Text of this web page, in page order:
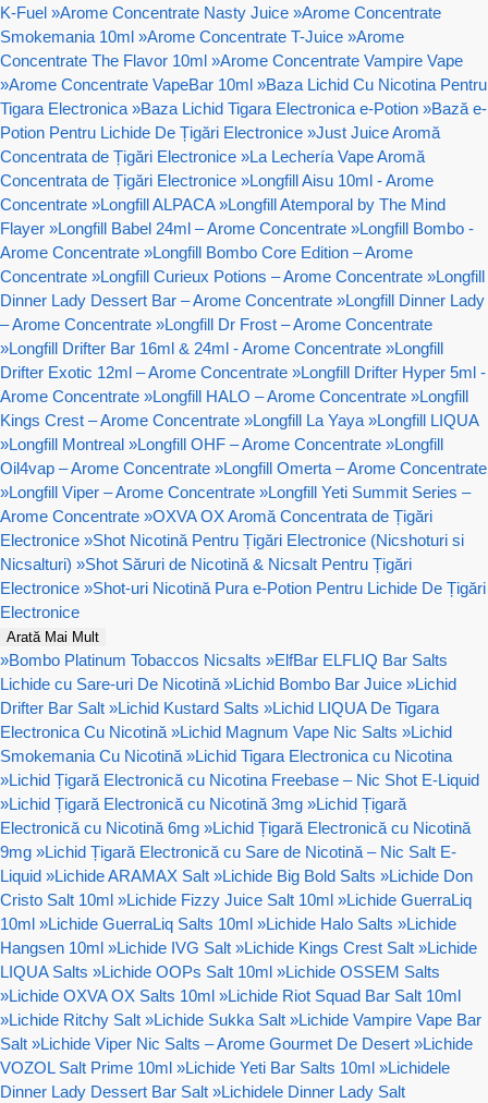
K-Fuel »Arome Concentrate Nasty Juice »Arome Concentrate
Smokemania 10ml »Arome Concentrate T-Juice »Arome
Concentrate The Flavor 10ml »Arome Concentrate Vampire Vape
»Arome Concentrate VapeBar 10ml »Baza Lichid Cu Nicotina Pentru
Tigara Electronica »Baza Lichid Tigara Electronica e-Potion »Bază e-
Potion Pentru Lichide De Țigări Electronice »Just Juice Aromă
Concentrata de Țigări Electronice »La Lechería Vape Aromă
Concentrata de Țigări Electronice »Longfill Aisu 10ml - Arome
Concentrate »Longfill ALPACA »Longfill Atemporal by The Mind
Flayer »Longfill Babel 24ml – Arome Concentrate »Longfill Bombo -
Arome Concentrate »Longfill Bombo Core Edition – Arome
Concentrate »Longfill Curieux Potions – Arome Concentrate »Longfill
Dinner Lady Dessert Bar – Arome Concentrate »Longfill Dinner Lady
– Arome Concentrate »Longfill Dr Frost – Arome Concentrate
»Longfill Drifter Bar 16ml & 24ml - Arome Concentrate »Longfill
Drifter Exotic 12ml – Arome Concentrate »Longfill Drifter Hyper 5ml -
Arome Concentrate »Longfill HALO – Arome Concentrate »Longfill
Kings Crest – Arome Concentrate »Longfill La Yaya »Longfill LIQUA
»Longfill Montreal »Longfill OHF – Arome Concentrate »Longfill
Oil4vap – Arome Concentrate »Longfill Omerta – Arome Concentrate
»Longfill Viper – Arome Concentrate »Longfill Yeti Summit Series –
Arome Concentrate »OXVA OX Aromă Concentrata de Țigări
Electronice »Shot Nicotină Pentru Țigări Electronice (Nicshoturi si
Nicsalturi) »Shot Săruri de Nicotină & Nicsalt Pentru Țigări
Electronice »Shot-uri Nicotină Pura e-Potion Pentru Lichide De Țigări
Electronice
Arată Mai Mult
»Bombo Platinum Tobaccos Nicsalts »ElfBar ELFLIQ Bar Salts
Lichide cu Sare-uri De Nicotină »Lichid Bombo Bar Juice »Lichid
Drifter Bar Salt »Lichid Kustard Salts »Lichid LIQUA De Tigara
Electronica Cu Nicotină »Lichid Magnum Vape Nic Salts »Lichid
Smokemania Cu Nicotină »Lichid Tigara Electronica cu Nicotina
»Lichid Țigară Electronică cu Nicotina Freebase – Nic Shot E-Liquid
»Lichid Țigară Electronică cu Nicotină 3mg »Lichid Țigară
Electronică cu Nicotină 6mg »Lichid Țigară Electronică cu Nicotină
9mg »Lichid Țigară Electronică cu Sare de Nicotină – Nic Salt E-
Liquid »Lichide ARAMAX Salt »Lichide Big Bold Salts »Lichide Don
Cristo Salt 10ml »Lichide Fizzy Juice Salt 10ml »Lichide GuerraLiq
10ml »Lichide GuerraLiq Salts 10ml »Lichide Halo Salts »Lichide
Hangsen 10ml »Lichide IVG Salt »Lichide Kings Crest Salt »Lichide
LIQUA Salts »Lichide OOPs Salt 10ml »Lichide OSSEM Salts
»Lichide OXVA OX Salts 10ml »Lichide Riot Squad Bar Salt 10ml
»Lichide Ritchy Salt »Lichide Sukka Salt »Lichide Vampire Vape Bar
Salt »Lichide Viper Nic Salts – Arome Gourmet De Desert »Lichide
VOZOL Salt Prime 10ml »Lichide Yeti Bar Salts 10ml »Lichidele
Dinner Lady Dessert Bar Salt »Lichidele Dinner Lady Salt